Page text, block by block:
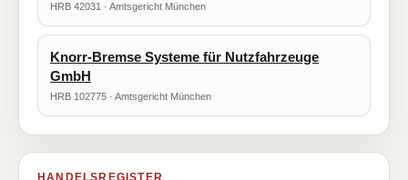
HRB 42031 · Amtsgericht München
Knorr-Bremse Systeme für Nutzfahrzeuge
GmbH
HRB 102775 · Amtsgericht München
HANDELSREGISTER